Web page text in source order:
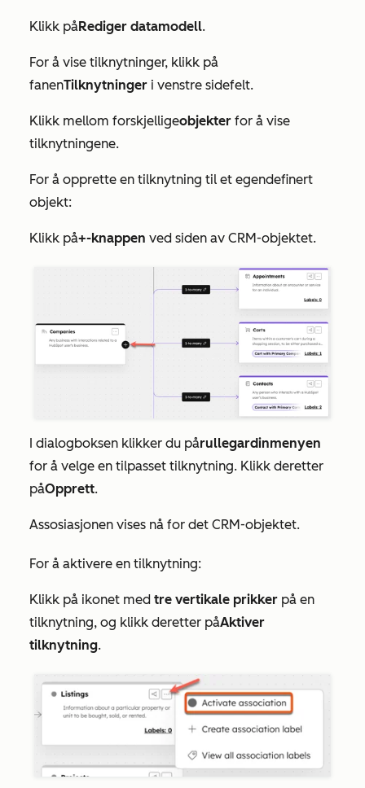
Klikk påRediger datamodell.
For å vise tilknytninger, klikk på
fanenTilknytninger i venstre sidefelt.
Klikk mellom forskjelligeobjekter for å vise
tilknytningene.
For å opprette en tilknytning til et egendefinert
objekt:
Klikk på+-knappen ved siden av CRM-objektet.
I dialogboksen klikker du pårullegardinmenyen
for å velge en tilpasset tilknytning. Klikk deretter
påOpprett.
Assosiasjonen vises nå for det CRM-objektet.
For å aktivere en tilknytning:
Klikk på ikonet med tre vertikale prikker på en
tilknytning, og klikk deretter påAktiver
tilknytning.